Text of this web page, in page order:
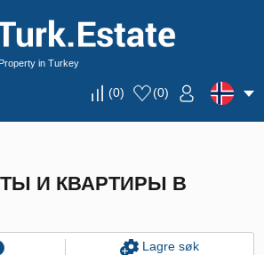
Property in Turkey
(0) (0)
И КВАРТИРЫ В
Lagre søk